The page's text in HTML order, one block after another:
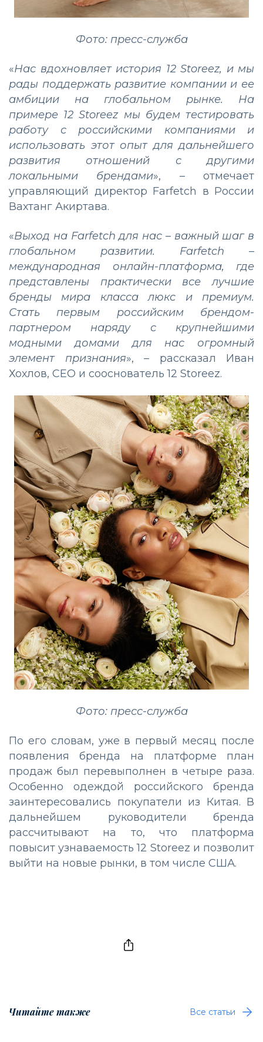
Фото: пресс-служба
«Нас вдохновляет история 12 Storeez, и мы
рады поддержать развитие компании и ее
амбиции на глобальном рынке. На
примере 12 Storeez мы будем тестировать
работу с российскими компаниями и
использовать этот опыт для дальнейшего
развития отношений с другими
локальными брендами», – отмечает
управляющий директор Farfetch в России
Вахтанг Акиртава.
«Выход на Farfetch для нас – важный шаг в
глобальном развитии. Farfetch –
международная онлайн-платформа, где
представлены практически все лучшие
бренды мира класса люкс и премиум.
Стать первым российским брендом-
партнером наряду с крупнейшими
модными домами для нас огромный
элемент признания», – рассказал Иван
Хохлов, CEO и сооснователь 12 Storeez.
Фото: пресс-служба
По его словам, уже в первый месяц после
появления бренда на платформе план
продаж был перевыполнен в четыре раза.
Особенно одеждой российского бренда
заинтересовались покупатели из Китая. В
дальнейшем руководители бренда
рассчитывают на то, что платформа
повысит узнаваемость 12 Storeez и позволит
выйти на новые рынки, в том числе США.
Читайте также Все статьи